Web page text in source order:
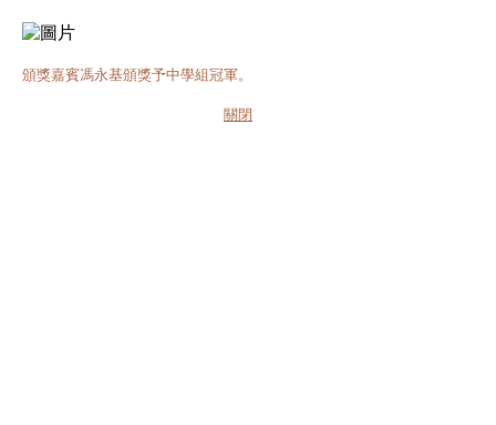
頒獎嘉賓馮永基頒獎予中學組冠軍。
關閉